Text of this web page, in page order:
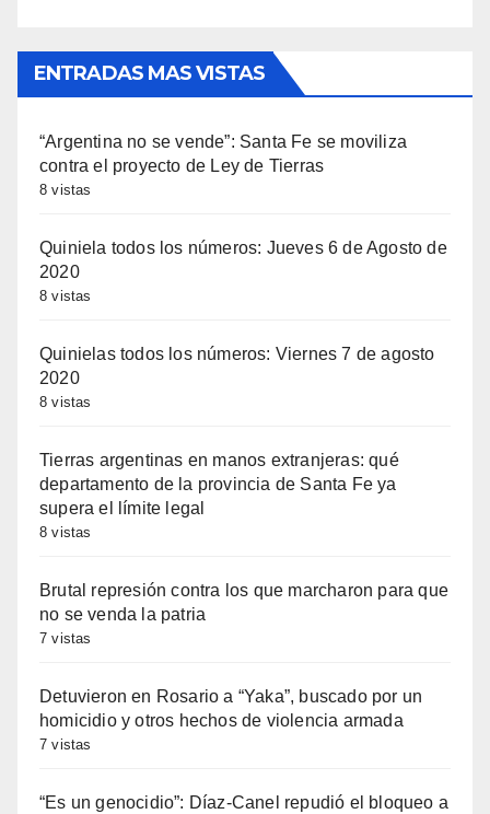
ENTRADAS MAS VISTAS
“Argentina no se vende”: Santa Fe se moviliza
contra el proyecto de Ley de Tierras
8 vistas
Quiniela todos los números: Jueves 6 de Agosto de
2020
8 vistas
Quinielas todos los números: Viernes 7 de agosto
2020
8 vistas
Tierras argentinas en manos extranjeras: qué
departamento de la provincia de Santa Fe ya
supera el límite legal
8 vistas
Brutal represión contra los que marcharon para que
no se venda la patria
7 vistas
Detuvieron en Rosario a “Yaka”, buscado por un
homicidio y otros hechos de violencia armada
7 vistas
“Es un genocidio”: Díaz-Canel repudió el bloqueo a